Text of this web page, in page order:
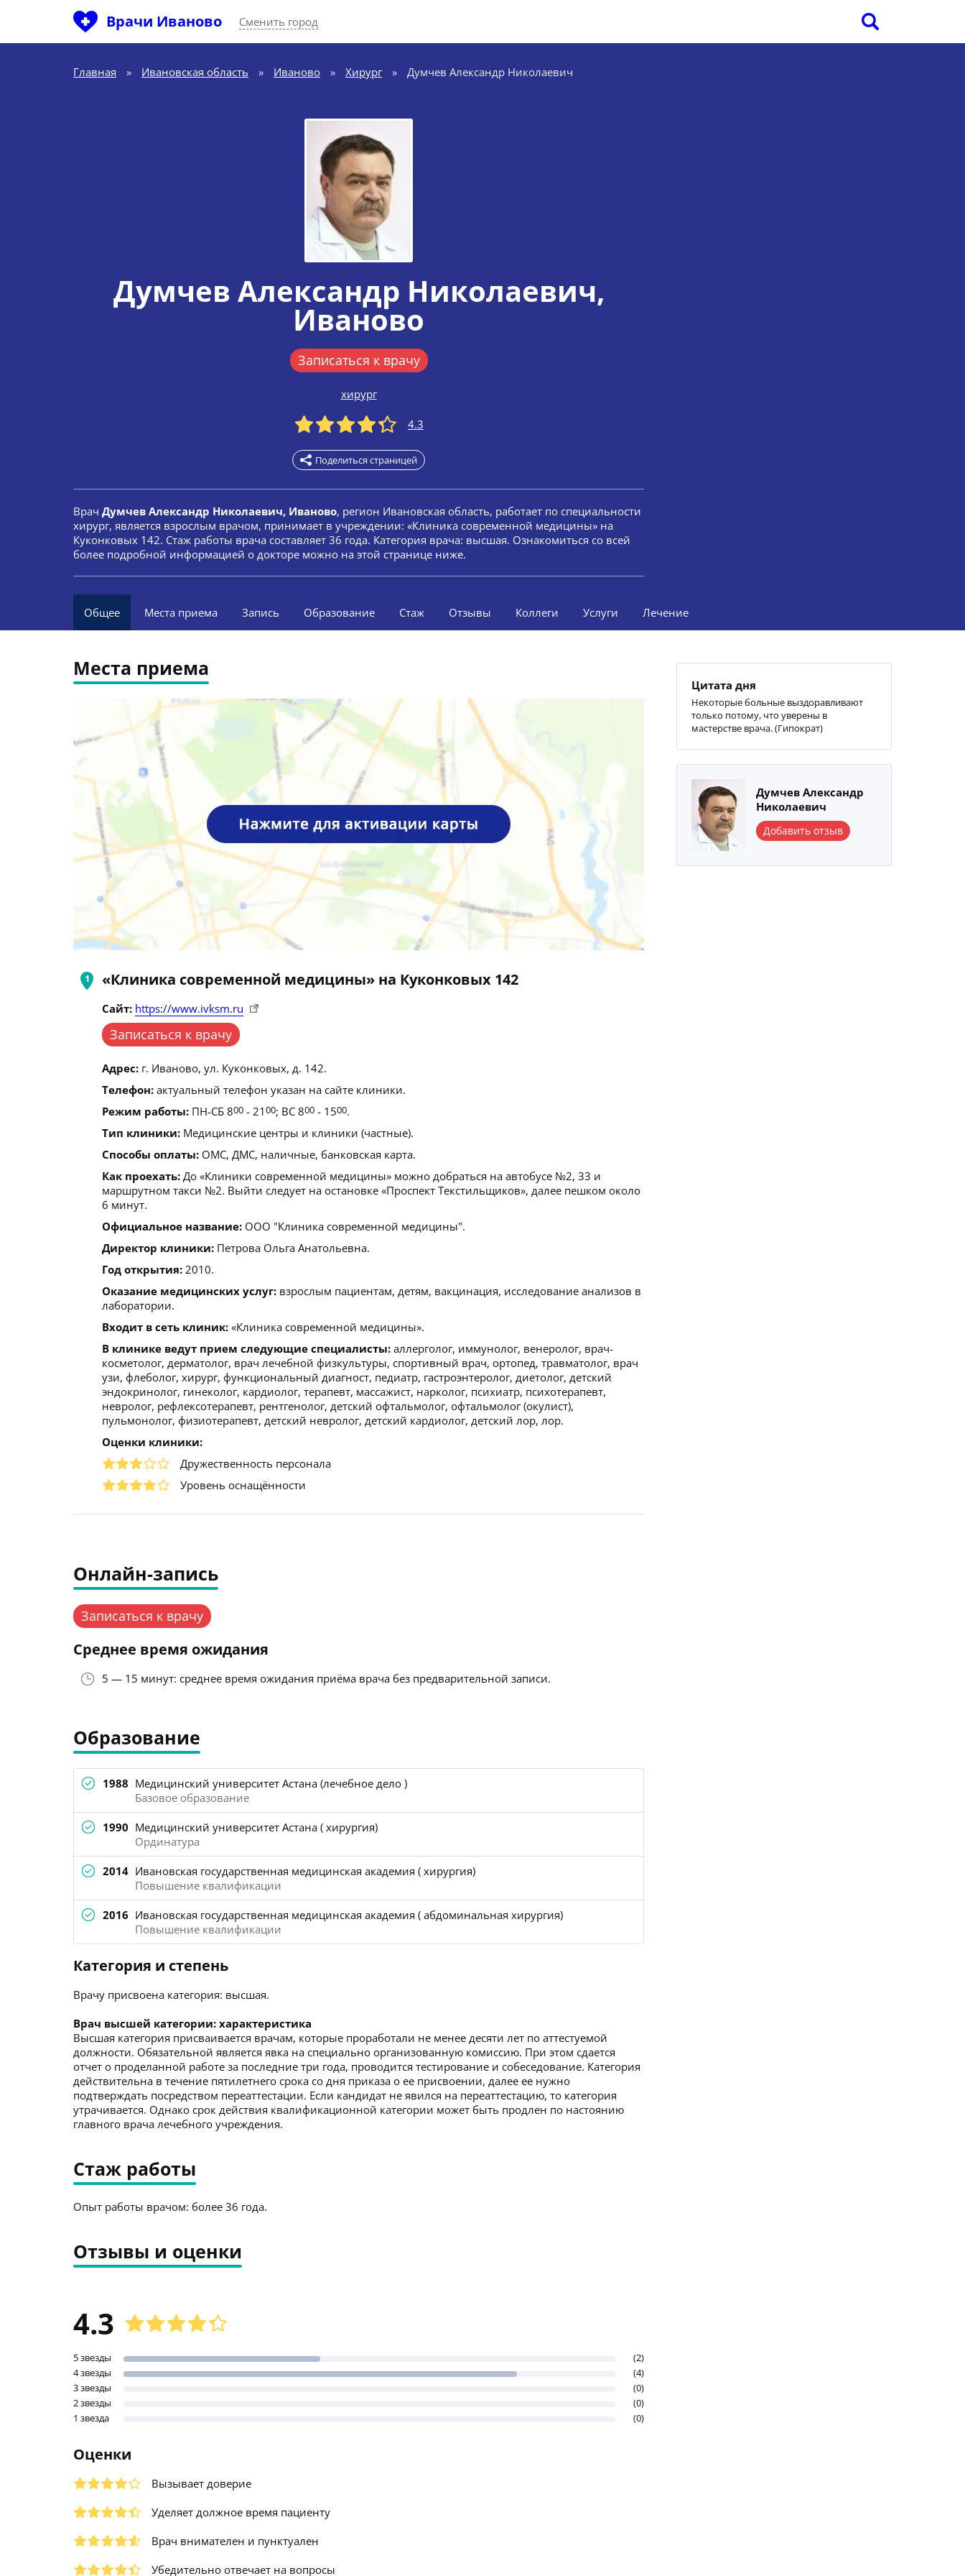
Врачи Иваново Сменить город
Главная » Ивановская область » Иваново » Хирург » Думчев Александр Николаевич
Думчев Александр Николаевич,
Иваново
Записаться к врачу
хирург
4.3
Поделиться страницей
Врач Думчев Александр Николаевич, Иваново, регион Ивановская область, работает по специальности
хирург, является взрослым врачом, принимает в учреждении: «Клиника современной медицины» на
Куконковых 142. Стаж работы врача составляет 36 года. Категория врача: высшая. Ознакомиться со всей
более подробной информацией о докторе можно на этой странице ниже.
Общее Места приема Запись Образование Стаж Отзывы Коллеги Услуги Лечение
Места приема
«Клиника современной медицины» на Куконковых 142
Сайт: https://www.ivksm.ru
Записаться к врачу
Адрес: г. Иваново, ул. Куконковых, д. 142.
Телефон: актуальный телефон указан на сайте клиники.
Режим работы: ПН-СБ 800 - 2100; ВС 800 - 1500.
Тип клиники: Медицинские центры и клиники (частные).
Способы оплаты: ОМС, ДМС, наличные, банковская карта.
Как проехать: До «Клиники современной медицины» можно добраться на автобусе №2, 33 и
маршрутном такси №2. Выйти следует на остановке «Проспект Текстильщиков», далее пешком около
6 минут.
Официальное название: ООО "Клиника современной медицины".
Директор клиники: Петрова Ольга Анатольевна.
Год открытия: 2010.
Оказание медицинских услуг: взрослым пациентам, детям, вакцинация, исследование анализов в
лаборатории.
Входит в сеть клиник: «Клиника современной медицины».
В клинике ведут прием следующие специалисты: аллерголог, иммунолог, венеролог, врач-
косметолог, дерматолог, врач лечебной физкультуры, спортивный врач, ортопед, травматолог, врач
узи, флеболог, хирург, функциональный диагност, педиатр, гастроэнтеролог, диетолог, детский
эндокринолог, гинеколог, кардиолог, терапевт, массажист, нарколог, психиатр, психотерапевт,
невролог, рефлексотерапевт, рентгенолог, детский офтальмолог, офтальмолог (окулист),
пульмонолог, физиотерапевт, детский невролог, детский кардиолог, детский лор, лор.
Оценки клиники:
Дружественность персонала
Уровень оснащённости
Онлайн-запись
Записаться к врачу
Среднее время ожидания
5 — 15 минут: среднее время ожидания приёма врача без предварительной записи.
Образование
1988 Медицинский университет Астана (лечебное дело )
Базовое образование
1990 Медицинский университет Астана ( хирургия)
Ординатура
2014 Ивановская государственная медицинская академия ( хирургия)
Повышение квалификации
2016 Ивановская государственная медицинская академия ( абдоминальная хирургия)
Повышение квалификации
Категория и степень
Врачу присвоена категория: высшая.
Врач высшей категории: характеристика
Высшая категория присваивается врачам, которые проработали не менее десяти лет по аттестуемой
должности. Обязательной является явка на специально организованную комиссию. При этом сдается
отчет о проделанной работе за последние три года, проводится тестирование и собеседование. Категория
действительна в течение пятилетнего срока со дня приказа о ее присвоении, далее ее нужно
подтверждать посредством переаттестации. Если кандидат не явился на переаттестацию, то категория
утрачивается. Однако срок действия квалификационной категории может быть продлен по настоянию
главного врача лечебного учреждения.
Стаж работы
Опыт работы врачом: более 36 года.
Отзывы и оценки
4.3
5 звезды
(2)
4 звезды
(4)
3 звезды
(0)
2 звезды
(0)
1 звезда
(0)
Оценки
Вызывает доверие
Уделяет должное время пациенту
Врач внимателен и пунктуален
Убедительно отвечает на вопросы
Цитата дня
Некоторые больные выздоравливают
только потому, что уверены в
мастерстве врача. (Гипократ)
Думчев Александр
Николаевич
Добавить отзыв